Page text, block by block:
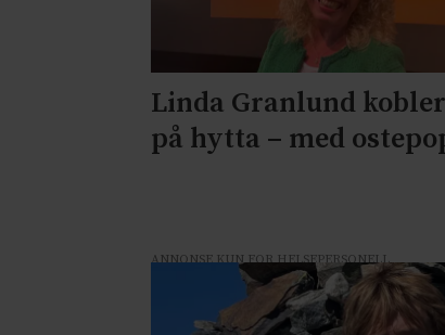
Linda Granlund
på hytta – med
ANNONSE KUN FOR HELSEPERSONELL